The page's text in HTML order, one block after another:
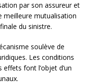
par son assureur et
meilleure mutualisation
du sinistre.
soulève de
Les conditions
font l’objet d’un